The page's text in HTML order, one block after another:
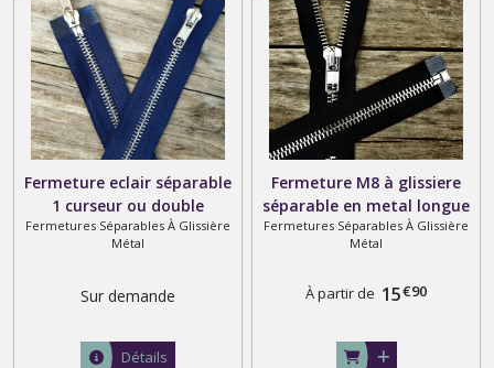
Fermeture eclair séparable
1 curseur ou double
curseurs bouche à bouche ,
Argenté sur ruban noir
beige et rouge
Fermetures Séparables À Glissière
Métal
Sur demande
Détails
Fermeture M8 à glissiere
séparable en metal longue
de 2 mètres maxi
Fermetures Séparables À Glissière
Métal
À partir de 15€90